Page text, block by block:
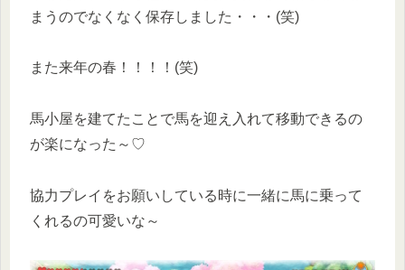
まうのでなくなく保存しました・・・(笑)
また来年の春！！！！(笑)
馬小屋を建てたことで馬を迎え入れて移動できるの
が楽になった～♡
協力プレイをお願いしている時に一緒に馬に乗って
くれるの可愛いな～